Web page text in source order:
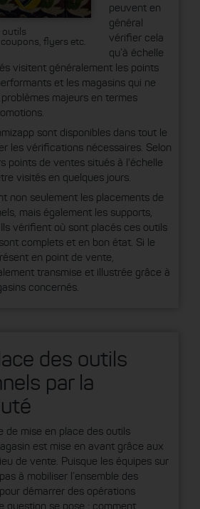
outils
flyers etc.
peuvent en
général
vérifier cela
qu’à échelle
visitent généralement les points
et les magasins qui ne
majeurs en termes
sont disponibles dans tout le
les vérifications nécessaires. Selon
points de ventes situés à l'échelle
visités en quelques jours.
non seulement les placements de
mais également les supports,
vérifient où sont placés ces outils
complets et en bon état. Si le
en point de vente,
transmise et illustrée grâce à
concernés.
des outils
par la
de mise en place des outils
est mise en avant grâce aux
de vente. Puisque les équipes sur
à mobiliser l’ensemble des
démarrer des opérations